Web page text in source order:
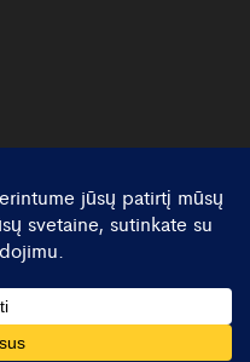
saugomos.